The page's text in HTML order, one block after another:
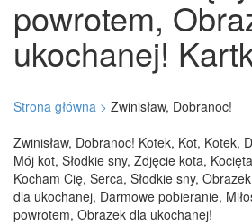
powrotem,
ukochanej!
Strona główna > Zwinisław, Dobranoc!
Zwinisław, Dobranoc! Kotek, Kot, Kotek,
Mój kot, Słodkie sny, Zdjęcie kota,
Kocham Cię, Serca, Słodkie sny,
dla ukochanej, Darmowe pobieranie,
powrotem, Obrazek dla ukochanej!